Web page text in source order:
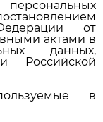
от
актами в
данных,
Российской
в